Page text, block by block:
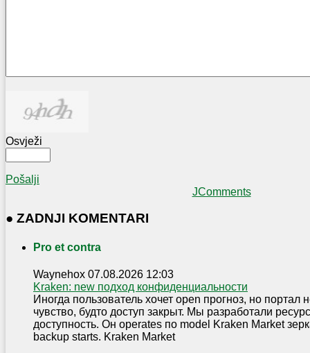
Osvježi
Pošalji
JComments
● ZADNJI KOMENTARI
Pro et contra
Waynehox 07.08.2026 12:03
Kraken: new подход конфиденциальности
Иногда пользователь хочет open прогноз, но портал
чувство, будто доступ закрыт. Мы разработали
доступность. Он operates по model Kraken Market
backup starts. Kraken Market